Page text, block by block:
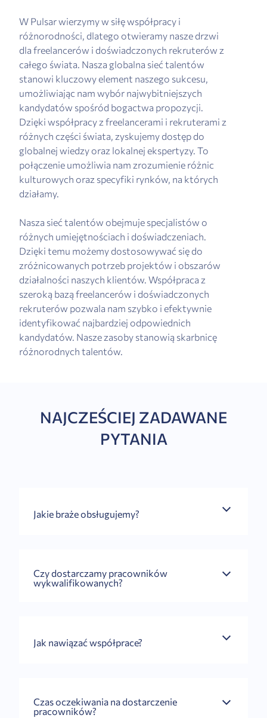
W Pulsar wierzymy w siłę współpracy i
różnorodności, dlatego otwieramy nasze drzwi
dla freelancerów i doświadczonych rekruterów z
całego świata. Nasza globalna sieć talentów
stanowi kluczowy element naszego sukcesu,
umożliwiając nam wybór najwybitniejszych
kandydatów spośród bogactwa propozycji.
Dzięki współpracy z freelancerami i rekruterami z
różnych części świata, zyskujemy dostęp do
globalnej wiedzy oraz lokalnej ekspertyzy. To
połączenie umożliwia nam zrozumienie różnic
kulturowych oraz specyfiki rynków, na których
działamy.
Nasza sieć talentów obejmuje specjalistów o
różnych umiejętnościach i doświadczeniach.
Dzięki temu możemy dostosowywać się do
zróżnicowanych potrzeb projektów i obszarów
działalności naszych klientów. Współpraca z
szeroką bazą freelancerów i doświadczonych
rekruterów pozwala nam szybko i efektywnie
identyfikować najbardziej odpowiednich
kandydatów. Nasze zasoby stanowią skarbnicę
różnorodnych talentów.
NAJCZEŚCIEJ ZADAWANE
PYTANIA
Jakie braże obsługujemy?
Czy dostarczamy pracowników
wykwalifikowanych?
Jak nawiązać współprace?
Czas oczekiwania na dostarczenie
pracowników?